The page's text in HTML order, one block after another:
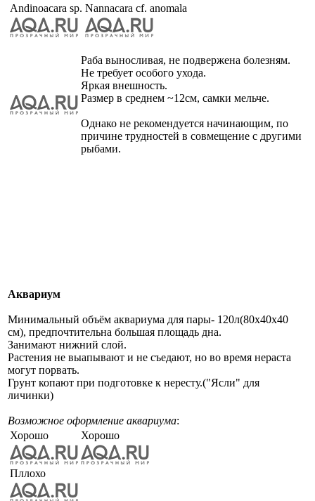
Andinoacara sp. Nannacara cf. anomala
Раба выносливая, не подвержена болезням.
Не требует особого ухода.
Яркая внешность.
Размер в среднем ~12см, самки мельче.
Однако не рекомендуется начинающим, по
причине трудностей в совмещение с другими
рыбами.
Аквариум
Минимальный объём аквариума для пары- 120л(80х40х40
см), предпочтительна большая площадь дна.
Занимают нижний слой.
Растения не выапывают и не съедают, но во время нераста
могут порвать.
Грунт копают при подготовке к нересту.("Ясли" для
личинки)
Возможное оформление аквариума:
Хорошо
Хорошо
Пллохо